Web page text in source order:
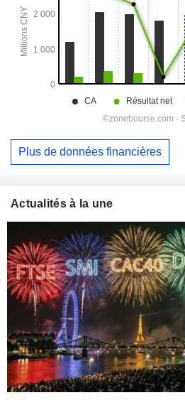
Plus de données financières
Actualités à la une